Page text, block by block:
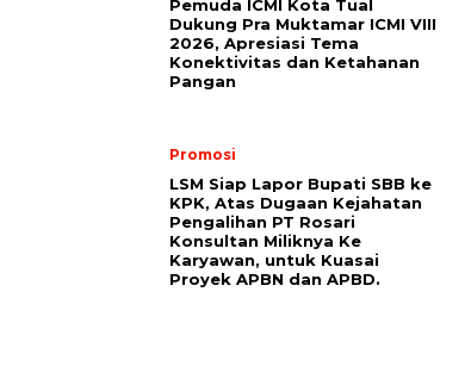
Pemuda ICMI Kota Tual
Dukung Pra Muktamar ICMI VIII
2026, Apresiasi Tema
Konektivitas dan Ketahanan
Pangan
Promosi
LSM Siap Lapor Bupati SBB ke
KPK, Atas Dugaan Kejahatan
Pengalihan PT Rosari
Konsultan Miliknya Ke
Karyawan, untuk Kuasai
Proyek APBN dan APBD.